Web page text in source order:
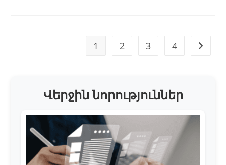
1 2 3 4
Վերջին նորություններ